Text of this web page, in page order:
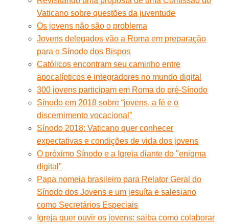
Vaticano sobre questões da juventude
Os jovens não são o problema
Jovens delegados vão a Roma em preparação
para o Sínodo dos Bispos
Católicos encontram seu caminho entre
apocalípticos e integradores no mundo digital
300 jovens participam em Roma do pré-Sínodo
Sínodo em 2018 sobre “jovens, a fé e o
discernimento vocacional”
Sínodo 2018: Vaticano quer conhecer
expectativas e condições de vida dos jovens
O próximo Sínodo e a Igreja diante do "enigma
digital"
Papa nomeia brasileiro para Relator Geral do
Sínodo dos Jovens e um jesuíta e salesiano
como Secretários Especiais
Igreja quer ouvir os jovens: saiba como colaborar